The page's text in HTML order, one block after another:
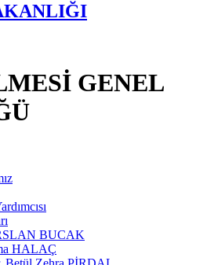
GENEL
BUCAK
HALAÇ